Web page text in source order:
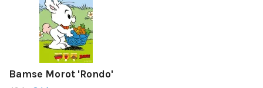
Bamse Morot 'Rondo'